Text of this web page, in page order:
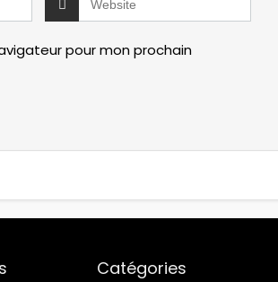
pour mon prochain
Catégories